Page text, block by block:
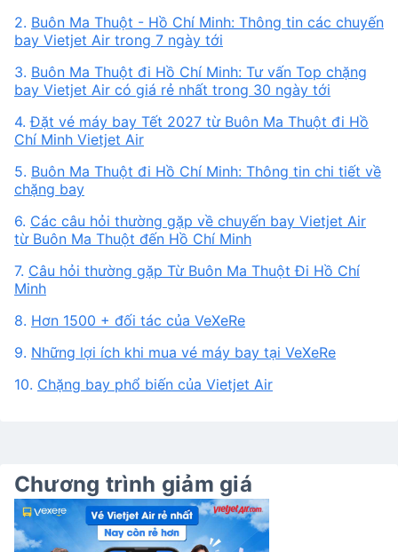
2. Buôn Ma Thuột - Hồ Chí Minh: Thông tin các chuyến
bay Vietjet Air trong 7 ngày tới
3. Buôn Ma Thuột đi Hồ Chí Minh: Tư vấn Top chặng
bay Vietjet Air có giá rẻ nhất trong 30 ngày tới
4.Đặt vé máy bay Tết 2027 từ Buôn Ma Thuột đi Hồ
Chí Minh Vietjet Air
5. Buôn Ma Thuột đi Hồ Chí Minh: Thông tin chi tiết về
chặng bay
6. Các câu hỏi thường gặp về chuyến bay Vietjet Air
từ Buôn Ma Thuột đến Hồ Chí Minh
7. Câu hỏi thường gặp Từ Buôn Ma Thuột Đi Hồ Chí
Minh
8. Hơn 1500 + đối tác của VeXeRe
9. Những lợi ích khi mua vé máy bay tại VeXeRe
10. Chặng bay phổ biến của Vietjet Air
Chương trình giảm giá